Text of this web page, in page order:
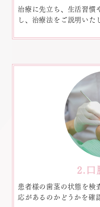
治療に先立ち、生活習慣
し、治療法をご説明いた
2.口
患者様の歯茎の状態を検
応があるのかどうかを確